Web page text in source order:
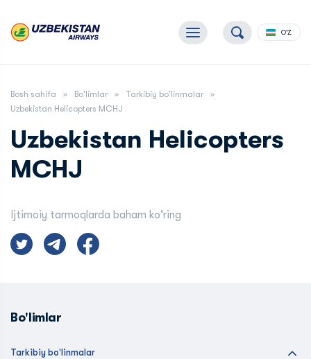
O'Z
Bosh sahifa Bo'limlar
Tarkibiy bo'linmalar
Uzbekistan Helicopters MCHJ
Uzbekistan Helicopters
MCHJ
Ijtimoiy tarmoqlarda baham ko'ring
Bo'limlar
Tarkibiy bo'linmalar